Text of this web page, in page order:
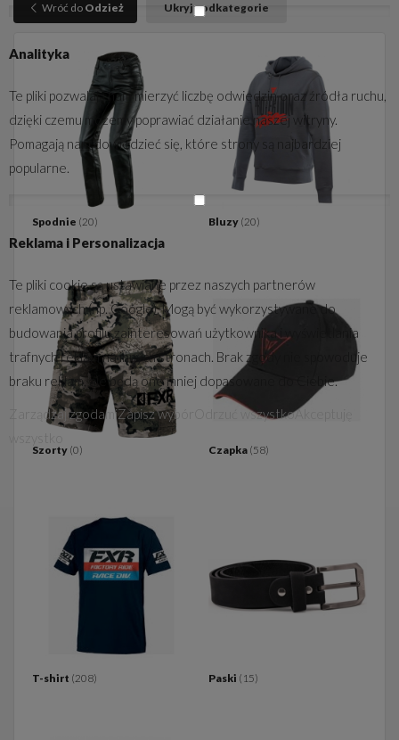
Wróć do Odzież Ukryj podkategorie
Spodnie (20) Bluzy (20)
Szorty (0) Czapka (58)
T-shirt (208) Paski (15)
Analityka
Te pliki pozwalają nam mierzyć liczbę odwiedzin oraz źródła ruchu,
dzięki czemu możemy poprawiać działanie naszej witryny.
Pomagają nam dowiedzieć się, które strony są najbardziej
popularne.
Reklama i Personalizacja
Te pliki cookie są ustawiane przez naszych partnerów
reklamowych (np. Google). Mogą być wykorzystywane do
budowania profilu zainteresowań użytkownika i wyświetlania
trafnych reklam na innych stronach. Brak zgody nie spowoduje
braku reklam, ale będą one mniej dopasowane do Ciebie.
Zarządzaj zgodamiZapisz wybór Odrzuć wszystkoAkceptuję